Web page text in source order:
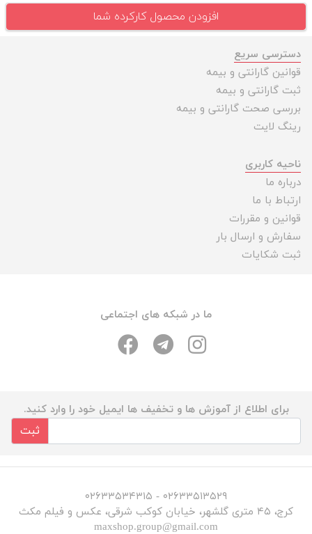
افزودن محصول کارکرده شما
دسترسی سریع
قوانین گارانتی و بیمه
ثبت گارانتی و بیمه
بررسی صحت گارانتی و بیمه
رینگ لایت
ناحیه کاربری
درباره ما
ارتباط با ما
قوانین و مقررات
سفارش و ارسال بار
ثبت شکایات
ما در شبکه های اجتماعی
برای اطلاع از آموزش ها و تخفیف ها ایمیل خود را وارد کنید.
ثبت
۰۲۶۳۳۵۱۳۵۲۹ - ۰۲۶۳۳۵۳۴۳۱۵
کرج، ۴۵ متری گلشهر، خیابان کوکب شرقی، عکس و فیلم مکث
maxshop.group@gmail.com